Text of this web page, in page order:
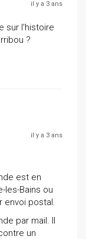
il y a 3 ans
sur l'histoire
?
il y a 3 ans
est en
les-Bains ou
envoi postal.
par mail. Il
un